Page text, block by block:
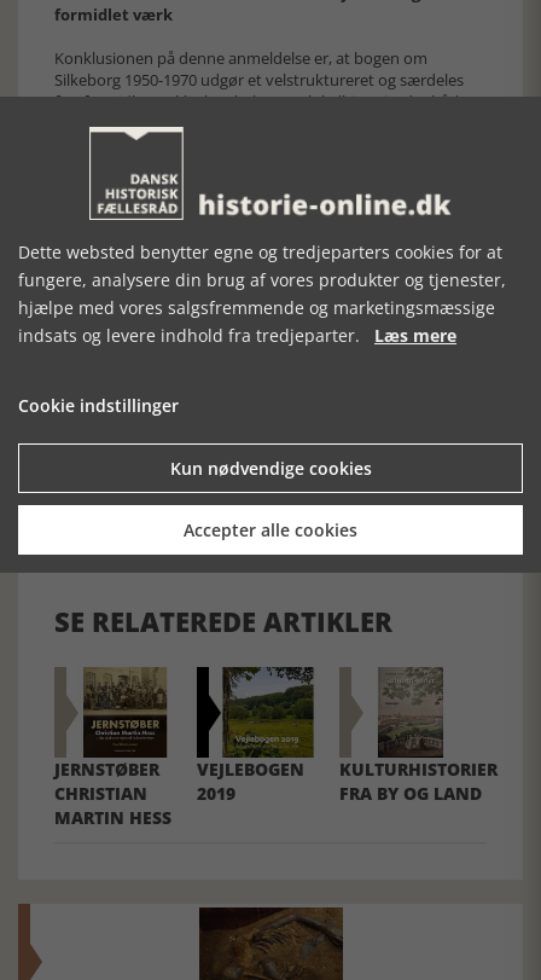
formidlet værk
Konklusionen på denne anmeldelse er, at bogen om
Silkeborg 1950-1970 udgør et velstruktureret og særdeles
fint formidlet stykke by-, kultur- og lokalhistorie, der både
rummer en indbydende illustrationsside, stor faglighed og
en høj grad af læsertilgængelighed.
Layoutet og de mange fotos indgiver en solid
samtidsatmosfære, der som sådan ikke bare vil vække
genklang for silkeborgensere men også hos
periodenostalgikere langt ud over kommunegrænsen.
Min eneste lille anke er den diminutive sats, som
sandsynligvis vil give udfordring hos en del af
seniorpublikummet.
[Historie-online.dk, den 28. november 2023]
Forrige artikel
SE RELATEREDE ARTIKLER
JERNSTØBER
CHRISTIAN
MARTIN HESS
VEJLEBOGEN
2019
KULTURHISTORIER
FRA BY OG LAND
Dette websted benytter egne og tredjeparters cookies for at
fungere, analysere din brug af vores produkter og tjenester,
hjælpe med vores salgsfremmende og marketingsmæssige
indsats og levere indhold fra tredjeparter. Læs mere
Cookie indstillinger
Kun nødvendige cookies
Accepter alle cookies